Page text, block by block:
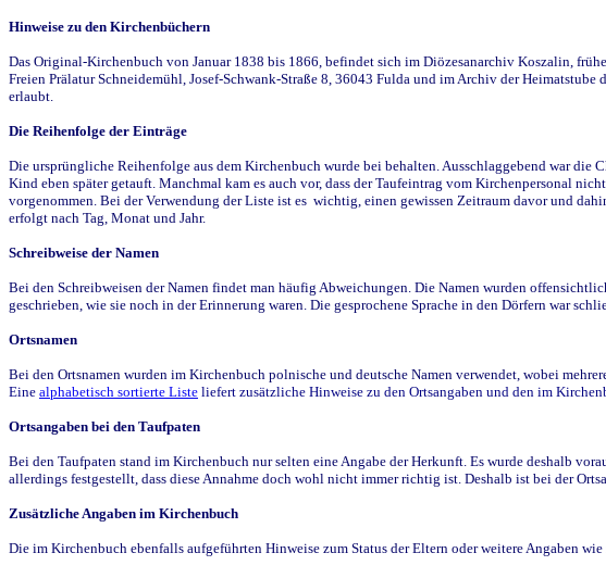
Hinweise zu den Kirchenbüchern
Das Original-Kirchenbuch von Januar 1838 bis 1866, befindet sich im Diözesanarchiv Koszalin,
Freien Prälatur Schneidemühl, Josef-Schwank-Straße 8, 36043 Fulda und im Archiv der
erlaubt.
Die Reihenfolge der Einträge
Die ursprüngliche Reihenfolge aus dem Kirchenbuch wurde bei behalten. Ausschlaggebend war
Kind eben später getauft. Manchmal kam es auch vor, dass der Taufeintrag vom Kirchenpersonal
vorgenommen. Bei der Verwendung der Liste ist es wichtig, einen gewissen Zeitraum davor und
erfolgt nach Tag, Monat und Jahr.
Schreibweise der Namen
Bei den Schreibweisen der Namen findet man häufig Abweichungen. Die Namen wurden
geschrieben, wie sie noch in der Erinnerung waren. Die gesprochene Sprache in den Dörfern war
Ortsnamen
Bei den Ortsnamen wurden im Kirchenbuch polnische und deutsche Namen verwendet, wobei
Eine alphabetisch sortierte Liste liefert zusätzliche Hinweise zu den Ortsangaben und den im
Ortsangaben bei den Taufpaten
Bei den Taufpaten stand im Kirchenbuch nur selten eine Angabe der Herkunft. Es wurde deshalb
allerdings festgestellt, dass diese Annahme doch wohl nicht immer richtig ist. Deshalb ist bei der
Zusätzliche Angaben im Kirchenbuch
Die im Kirchenbuch ebenfalls aufgeführten Hinweise zum Status der Eltern oder weitere Angaben